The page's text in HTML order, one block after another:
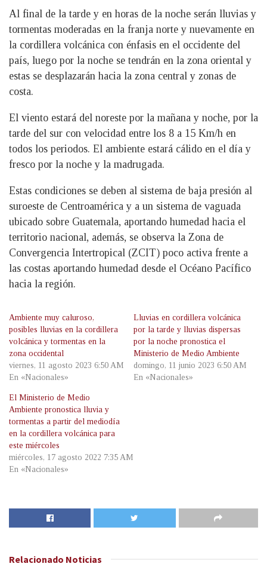
Al final de la tarde y en horas de la noche serán lluvias y
tormentas moderadas en la franja norte y nuevamente en
la cordillera volcánica con énfasis en el occidente del
país, luego por la noche se tendrán en la zona oriental y
estas se desplazarán hacia la zona central y zonas de
costa.
El viento estará del noreste por la mañana y noche, por la
tarde del sur con velocidad entre los 8 a 15 Km/h en
todos los periodos. El ambiente estará cálido en el día y
fresco por la noche y la madrugada.
Estas condiciones se deben al sistema de baja presión al
suroeste de Centroamérica y a un sistema de vaguada
ubicado sobre Guatemala, aportando humedad hacia el
territorio nacional, además, se observa la Zona de
Convergencia Intertropical (ZCIT) poco activa frente a
las costas aportando humedad desde el Océano Pacífico
hacia la región.
Ambiente muy caluroso,
posibles lluvias en la cordillera
volcánica y tormentas en la
zona occidental
viernes, 11 agosto 2023 6:50 AM
En «Nacionales»
Lluvias en cordillera volcánica
por la tarde y lluvias dispersas
por la noche pronostica el
Ministerio de Medio Ambiente
domingo, 11 junio 2023 6:50 AM
En «Nacionales»
El Ministerio de Medio
Ambiente pronostica lluvia y
tormentas a partir del mediodía
en la cordillera volcánica para
este miércoles
miércoles, 17 agosto 2022 7:35 AM
En «Nacionales»
Relacionado Noticias